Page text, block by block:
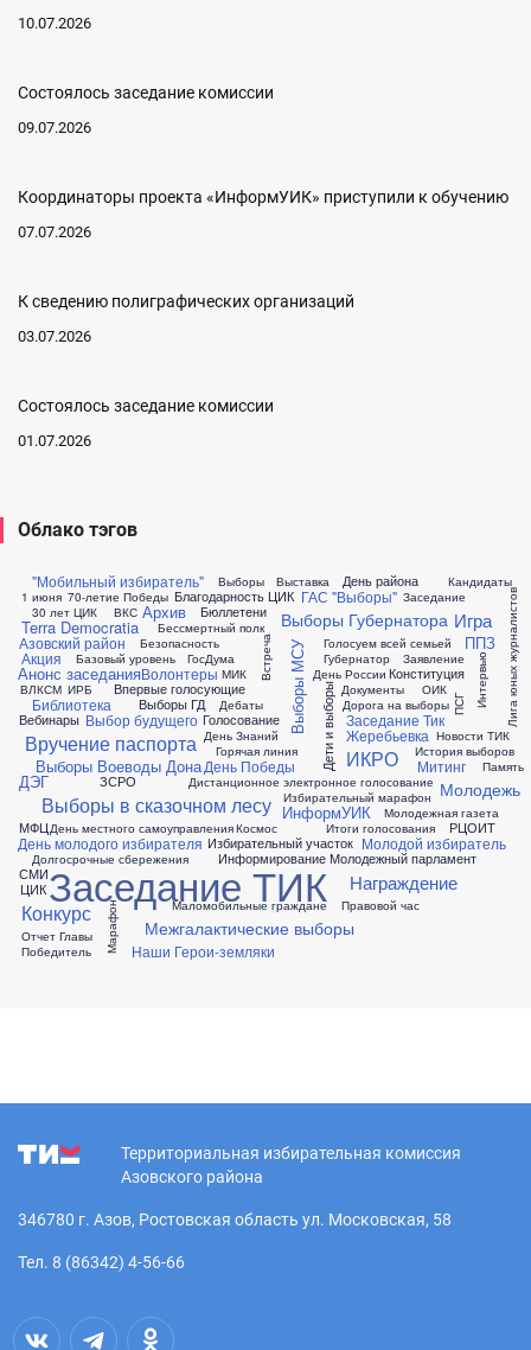
10.07.2026
Состоялось заседание комиссии
09.07.2026
Координаторы проекта «ИнформУИК» приступили к обучению
07.07.2026
К сведению полиграфических организаций
03.07.2026
Состоялось заседание комиссии
01.07.2026
Облако тэгов
"Мобильный избиратель"
1 июня
30 лет ЦИК
70-летие Победы
Terra Democratia
Азовский район
Акция
Анонс заседания
Архив
Базовый уровень
Безопасность
Бессмертный полк
Библиотека
Благодарность ЦИК
Бюллетени
ВКС
ВЛКСМ
Вебинары
Волонтеры
Впервые голосующие
Вручение паспорта
Встреча
Выбор будущего
Выборы
Выборы Воеводы Дона
Выборы ГД
Выборы Губернатора
Выборы МСУ
Выборы в сказочном лесу
Выставка
ГАС "Выборы"
Голосование
Голосуем всей семьей
Горячая линия
ГосДума Губернатор
ДЭГ
Дебаты
День Знаний
День Победы
День России
День местного самоуправления
День молодого избирателя
День района
Дети и выборы
Дистанционное электронное голосование
Документы
Долгосрочные сбережения
Дорога на выборы
Жеребьевка
ЗСРО
Заседание
Заседание ТИК
Заседание Тик
Заявление
ИКРО
ИРБ
Игра
Избирательный марафон
Избирательный участок
Интервью
ИнформУИК
Информирование
История выборов
Итоги голосования
Кандидаты
Конкурс
Конституция
Космос
Лига юных журналистов
МИК
МФЦ
Маломобильные граждане
Марафон Межгалактические выборы
Митинг
Молодежная газета
Молодежный парламент
Молодежь
Молодой избиратель
Награждение
Наши Герои-земляки
Новости ТИК
ОИК
Отчет Главы
ППЗ
ПСГ
Память
Победитель
Правовой час
РЦОИТ
СМИ
ЦИК
Территориальная избирательная комиссия
Азовского района
346780 г. Азов, Ростовская область ул. Московская, 58
Тел. 8 (86342) 4-56-66